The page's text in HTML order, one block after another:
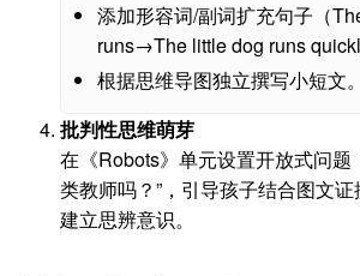
添加形容词/副词扩充句子（
runs→The little dog runs
根据思维导图独立撰写小短文。
批判性思维萌芽
在《Robots》单元设置开放式问题
类教师吗？”，引导孩子结合图文
建立思辨意识。